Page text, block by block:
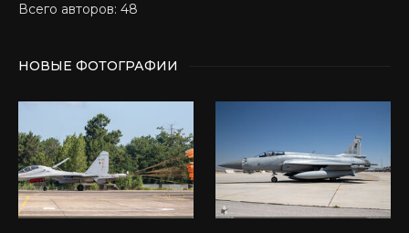
Всего авторов: 48
НОВЫЕ ФОТОГРАФИИ